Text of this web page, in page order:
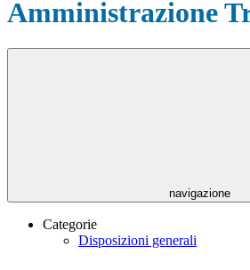
Amministrazione
navigazione
Categorie
Disposizioni generali